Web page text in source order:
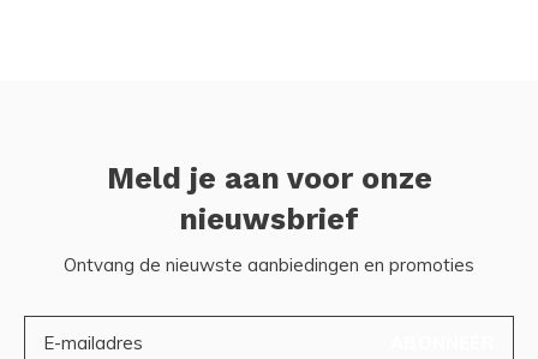
Meld je aan voor onze
nieuwsbrief
Ontvang de nieuwste aanbiedingen en promoties